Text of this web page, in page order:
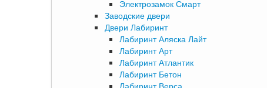
Электрозамок Смарт
Заводские двери
Двери Лабиринт
Лабиринт Аляска Лайт
Лабиринт Арт
Лабиринт Атлантик
Лабиринт Бетон
Лабиринт Верса